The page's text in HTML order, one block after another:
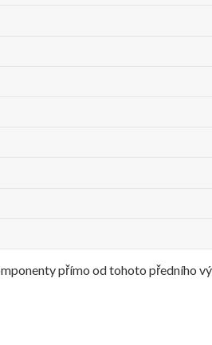
přímo od tohoto předního